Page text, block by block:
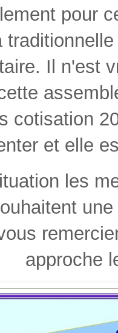
pour
Il n'est
cotisation
et elle
les
approche